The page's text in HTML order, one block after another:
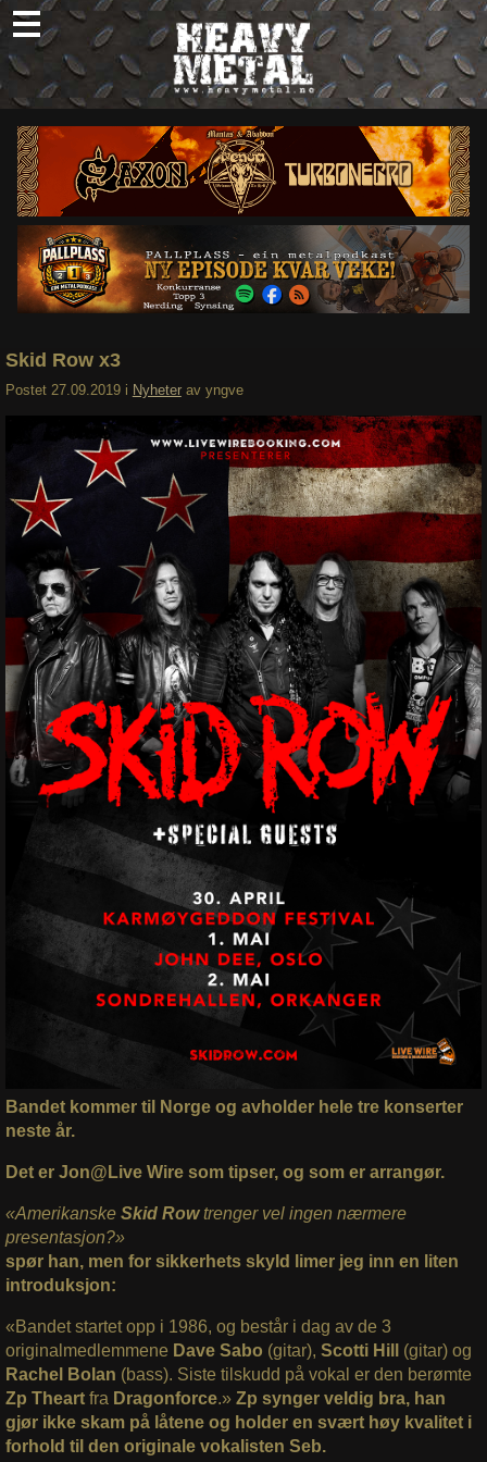
Skip
to
content
Nyheter
Omtaler
Intervjuer
Om oss
Abonner
Søk
Skid Row x3
Postet 27.09.2019 i Nyheter av yngve
Bandet kommer til Norge og avholder hele tre konserter
neste år.
Det er Jon@Live Wire som tipser, og som er arrangør.
«AmerikanskeSkid Rowtrenger vel ingen nærmere
presentasjon?»
spør han, men for sikkerhets skyld limer jeg inn en liten
introduksjon:
«Bandet startet opp i 1986, og består i dag av de 3
originalmedlemmene Dave Sabo (gitar), Scotti Hill
(gitar) og
Rachel Bolan (bass). Siste tilskudd på vokal er den berømte
Zp Theartfra Dragonforce.» Zp synger veldig bra, han
gjør ikke skam på låtene og holder en svært høy kvalitet i
forhold til den originale vokalisten Seb.